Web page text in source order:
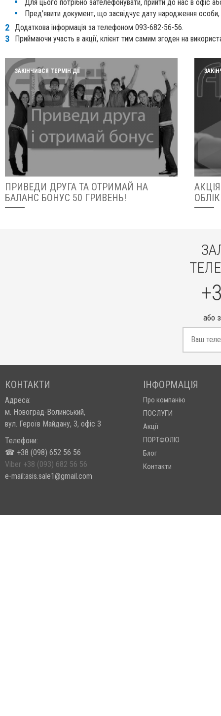
Для цього потрібно зателефонувати, прийти до нас в офіс
Пред'явити документ, що засвідчує дату народження особи,
Додаткова інформація за телефоном 093-682-56-56.
Приймаючи участь в акції, клієнт тим самим згоден на
ЗАКІНЧИВСЯ ТЕРМІН ДІЇ
ПРИВЕДИ ДРУГА ТА ОТРИМАЙ НА
БАЛАНС БОНУС 50 ГРИВЕНЬ!
або
КОНТАКТИ
Адреса:
м. Новоград-Волинський,
вул. Героїв Майдану, 3, офіс 3
Телефони:
☎ +38 (098) 652 56 56
Viber +38 (093) 682 56 56
e-mail:asis.sale1@gmail.com
ІНФОРМАЦІЯ
Про компанію
ПОСЛУГИ
Акції
ПОРТФОЛІО
Блог
Контакти